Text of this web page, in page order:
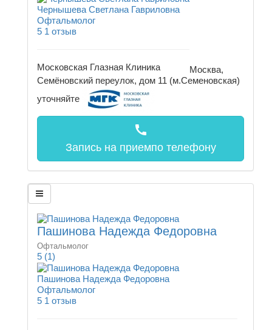
Чернышева Светлана Гавриловна
Офтальмолог
5 1 отзыв
Московская Глазная Клиника
Москва,
Семёновский переулок, дом 11 (м.Семеновская)
уточняйте
call
Запись на приемпо телефону
Пашинова Надежда Федоровна
Офтальмолог
5 (1)
Пашинова Надежда Федоровна
Офтальмолог
5 1 отзыв